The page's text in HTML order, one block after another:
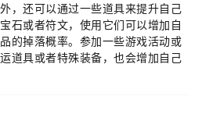
，还可以通过一些道具来提升自己
石或者符文，使用它们可以增加自
的掉落概率。参加一些游戏活动或
道具或者特殊装备，也会增加自己